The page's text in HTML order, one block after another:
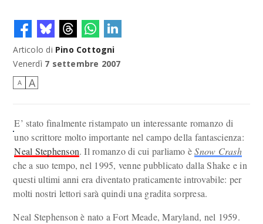
Articolo di Pino Cottogni
Venerdì 7 settembre 2007
A A
E’ stato finalmente ristampato un interessante romanzo di
uno scrittore molto importante nel campo della fantascienza:
Neal Stephenson. Il romanzo di cui parliamo èSnow Crash
che a suo tempo, nel 1995, venne pubblicato dalla Shake e in
questi ultimi anni era diventato praticamente introvabile: per
molti nostri lettori sarà quindi una gradita sorpresa.
Neal Stephenson è nato a Fort Meade, Maryland, nel 1959.